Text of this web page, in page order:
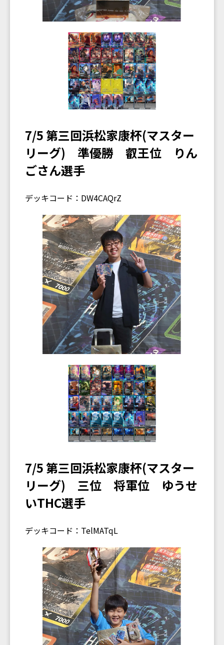
7/5 第三回浜松家康杯(マスター
リーグ) 準優勝 叡王位 りん
ごさん選手
デッキコード：DW4CAQrZ
7/5 第三回浜松家康杯(マスター
リーグ) 三位 将軍位 ゆうせ
いTHC選手
デッキコード：TelMATqL